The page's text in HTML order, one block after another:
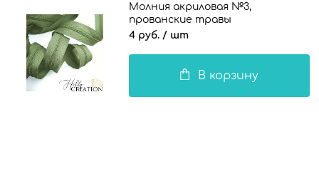
Молния акриловая №3,
прованские травы
4 руб. / шт
В корзину